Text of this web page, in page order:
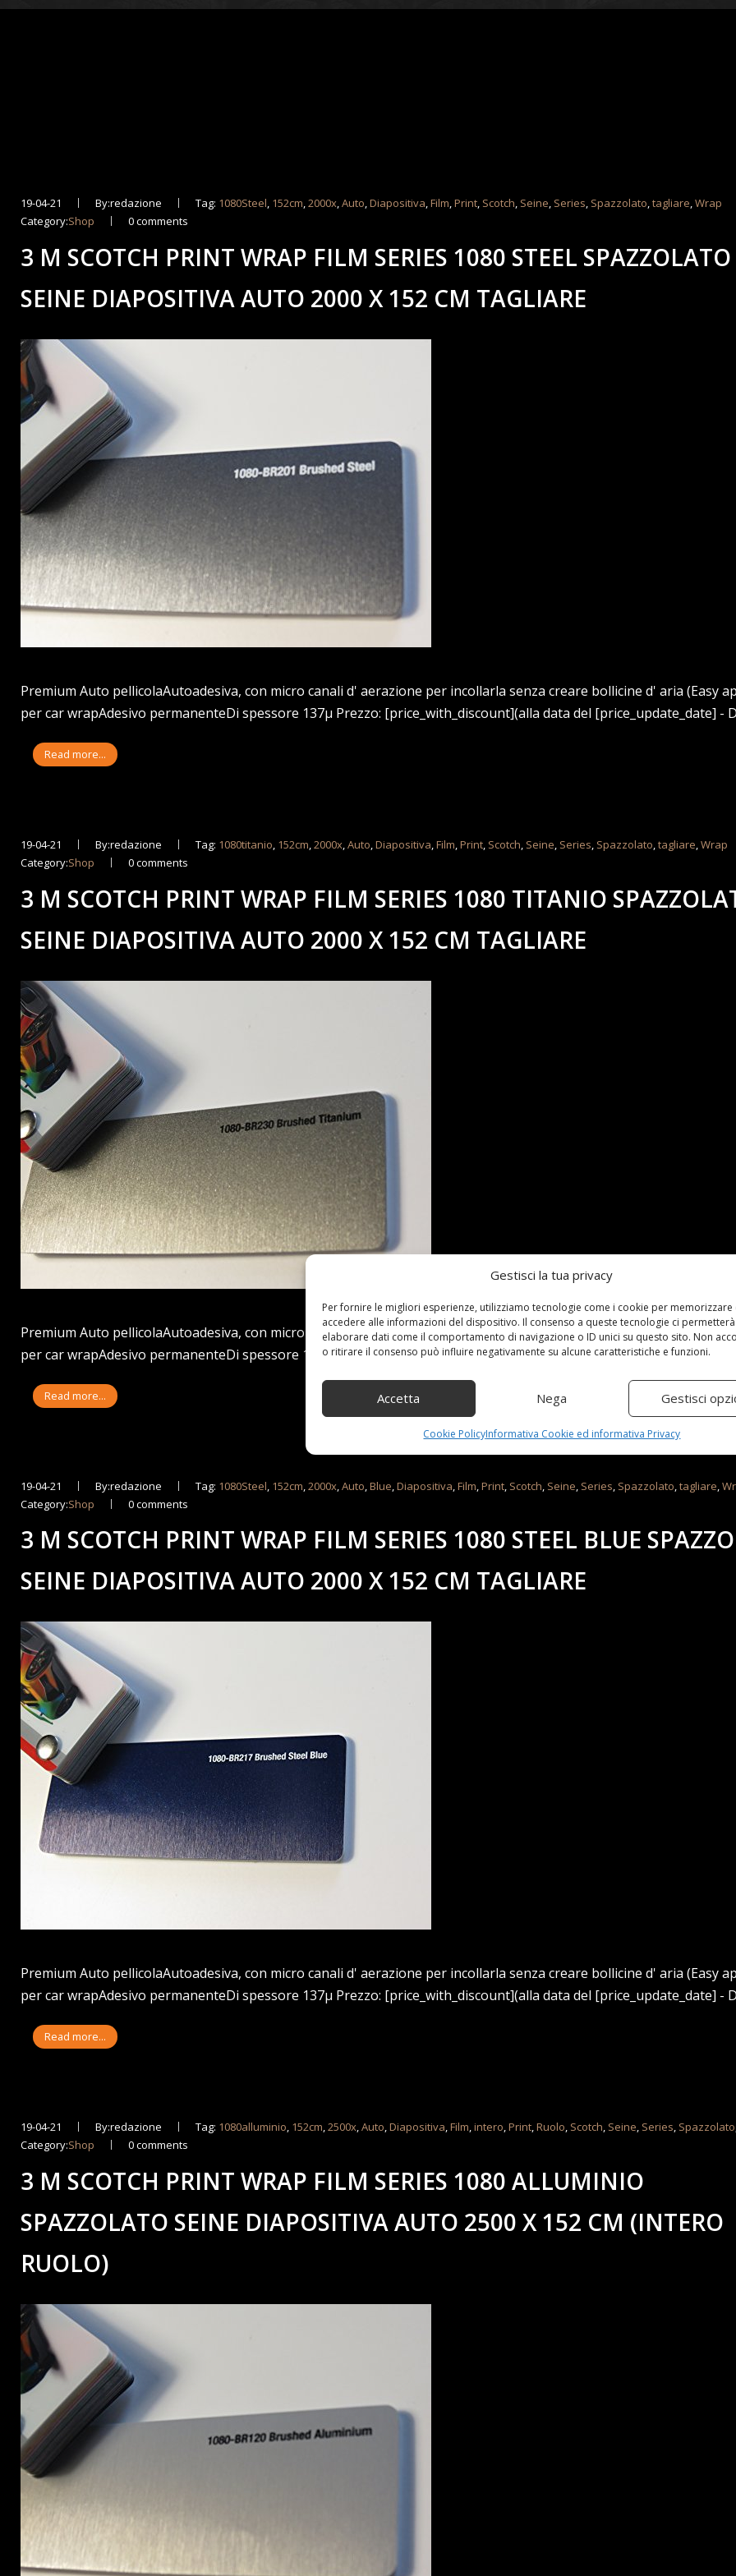
Gestisci la tua privacy
Per fornire le migliori esperienze, utilizziamo tecnologie come i cookie per memorizzare
accedere alle informazioni del dispositivo. Il consenso a queste tecnologie ci
elaborare dati come il comportamento di navigazione o ID unici su questo sito. Non
o ritirare il consenso può influire negativamente su alcune caratteristiche e funzioni.
Accetta Nega Gestisci
Cookie PolicyInformativa Cookie ed informativa Privacy
19-04-21 By:redazione Tag: 1080Steel, 152cm,2000x,Auto,Diapositiva,Film,Print, Scotch, Seine, Series, Spazzolato,tagliare,Wrap
Category:Shop 0 comments
3 M SCOTCH PRINT WRAP FILM SERIES 1080 STEEL SPAZZOLATO
SEINE DIAPOSITIVA AUTO 2000 X 152 CM TAGLIARE
Premium Auto pellicolaAutoadesiva, con micro canali d' aerazione per incollarla senza creare bollicine d' aria (Easy
per car wrapAdesivo permanenteDi spessore 137µ Prezzo: [price_with_discount](alla data del [price_update_date] -
Read more...
19-04-21 By:redazione Tag: 1080titanio, 152cm,2000x,Auto,Diapositiva,Film,Print, Scotch, Seine, Series, Spazzolato,tagliare,Wrap
Category:Shop 0 comments
3 M SCOTCH PRINT WRAP FILM SERIES 1080 TITANIO
SEINE DIAPOSITIVA AUTO 2000 X 152 CM TAGLIARE
Premium Auto pellicolaAutoadesiva, con micro canali d' aerazione per incollarla senza creare bollicine d' aria (Easy
per car wrapAdesivo permanenteDi spessore 137µ Prezzo: [price_with_discount](alla data del [price_update_date] -
Read more...
19-04-21 By:redazione Tag: 1080Steel 152cm ,2000x ,Auto ,Blue ,Diapositiva ,Film ,Print Scotch Seine Series Spazzolato ,tagliare ,
Category:Shop 0 comments
3 M SCOTCH PRINT WRAP FILM SERIES 1080 STEEL BLUE
SEINE DIAPOSITIVA AUTO 2000 X 152 CM TAGLIARE
Premium Auto pellicolaAutoadesiva, con micro canali d' aerazione per incollarla senza creare bollicine d' aria (Easy
per car wrapAdesivo permanenteDi spessore 137µ Prezzo: [price_with_discount](alla data del [price_update_date] -
Read more...
19-04-21 By:redazione Tag: 1080alluminio, 152cm,2500x,Auto,Diapositiva,Film,intero,Print,Ruolo, Scotch, Seine, Series, Spazzolato
Category:Shop 0 comments
3 M SCOTCH PRINT WRAP FILM SERIES 1080 ALLUMINIO
SPAZZOLATO SEINE DIAPOSITIVA AUTO 2500 X 152 CM (INTERO
RUOLO)